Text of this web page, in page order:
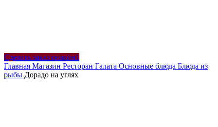
Сделать заказ онлайн1
Главная Магазин Ресторан Галата Основные блюда Блюда из
рыбы Дорадо на углях